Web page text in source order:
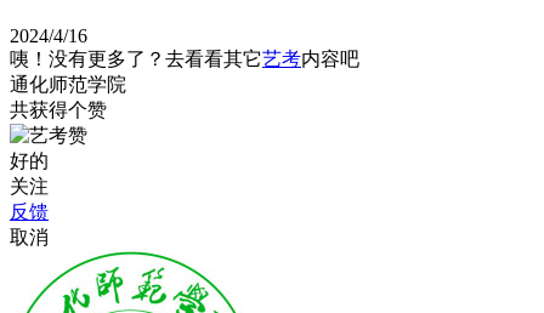
2024/4/16
咦！没有更多了？去看看其它艺考内容吧
通化师范学院
共获得个赞
好的
关注
反馈
取消